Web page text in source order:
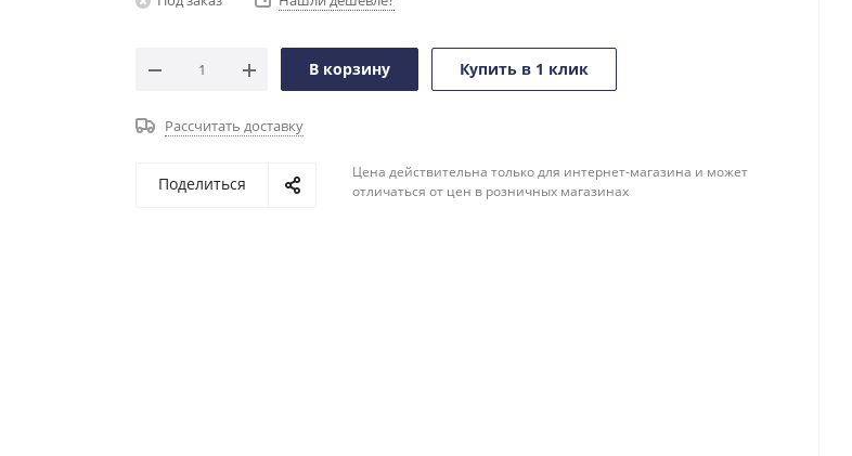
В корзину Купить в 1 клик
Рассчитать доставку
Поделиться
Цена действительна только для интернет-магазина и может
отличаться от цен в розничных магазинах